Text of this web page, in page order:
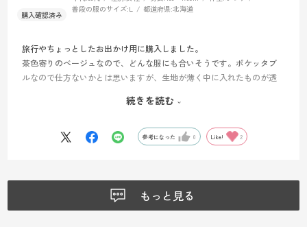
普段の服のサイズ:L 都道府県:北海道
旅行やちょっとしたお出かけ用に購入しました。
茶色寄りのベージュなので、どんな服にも合いそうです。ポケッタブ
ルなので仕方ないかとは思いますが、生地が薄く中に入れたものが透
いのかもしれません。軽さ、容量、色味は申し分ありません。使うの
続きを読む
参考になった 0 Like! 2
もっと見る